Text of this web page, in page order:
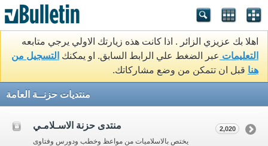
اهلا بك عزيزي الزائر . اذا كانت هذه زيارتك الاولي يرجي متابعه
التعليمات عبر الضغط علي الرابط السابق. او يمكنك التسجيل من
هنا قبل ان تتمكن من وضع مشاركاتك.
منتديات حزنــة العامة
منتدى حزنة الاسـلامـي
يختص بالاسلاميات من مواعظ وخطب ودورس وفتاوى
2,020